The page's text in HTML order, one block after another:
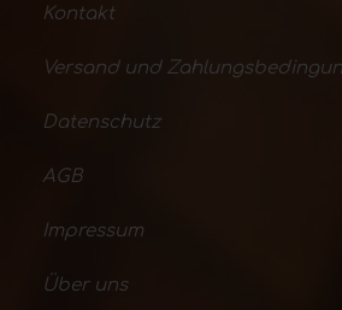
Kontakt
Versand und
Datenschutz
AGB
Impressum
Über uns